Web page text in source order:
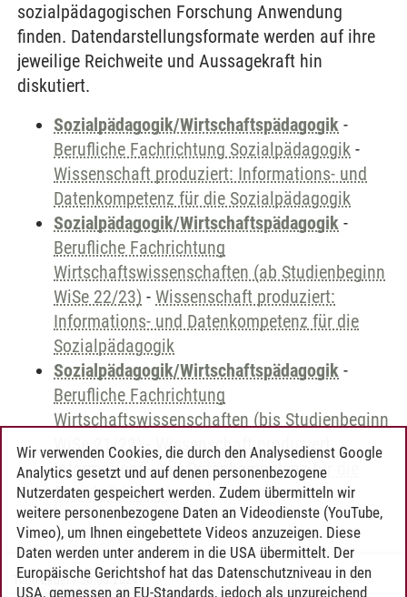
sozialpädagogischen Forschung Anwendung
finden. Datendarstellungsformate werden auf ihre
jeweilige Reichweite und Aussagekraft hin
diskutiert.
Sozialpädagogik/Wirtschaftspädagogik -
Berufliche Fachrichtung Sozialpädagogik -
Wissenschaft produziert: Informations- und
Datenkompetenz für die Sozialpädagogik
Sozialpädagogik/Wirtschaftspädagogik -
Berufliche Fachrichtung
Wirtschaftswissenschaften (ab Studienbeginn
WiSe 22/23) - Wissenschaft produziert:
Informations- und Datenkompetenz für die
Sozialpädagogik
Sozialpädagogik/Wirtschaftspädagogik -
Berufliche Fachrichtung
Wirtschaftswissenschaften (bis Studienbeginn
WiSe 21/22)-Wissenschaft produziert:
Informations- und Datenkompetenz für die
Sozialpädagogik
Timo Leder/30.06.2024
Wir verwenden Cookies, die durch den Analysedienst Google
Analytics gesetzt und auf denen personenbezogene
Nutzerdaten gespeichert werden. Zudem übermitteln wir
weitere personenbezogene Daten an Videodienste (YouTube,
Vimeo), um Ihnen eingebettete Videos anzuzeigen. Diese
Daten werden unter anderem in die USA übermittelt. Der
Europäische Gerichtshof hat das Datenschutzniveau in den
USA, gemessen an EU-Standards, jedoch als unzureichend